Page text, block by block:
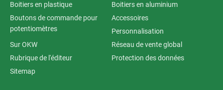
Boitiers en plastique
Boitiers en aluminium
Boutons de commande pour
potentiomètres
Accessoires
Personnalisation
Sur OKW
Réseau de vente global
Rubrique de l'éditeur
Protection des données
Sitemap